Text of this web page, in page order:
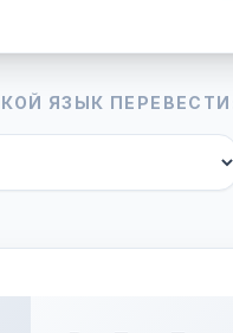
ЯЗЫК